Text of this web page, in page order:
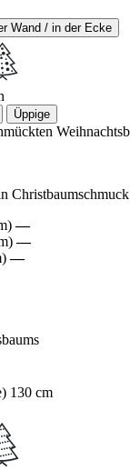
Wand / in der Ecke
Üppige
Christbaumschmuck
—
—
—
130 cm